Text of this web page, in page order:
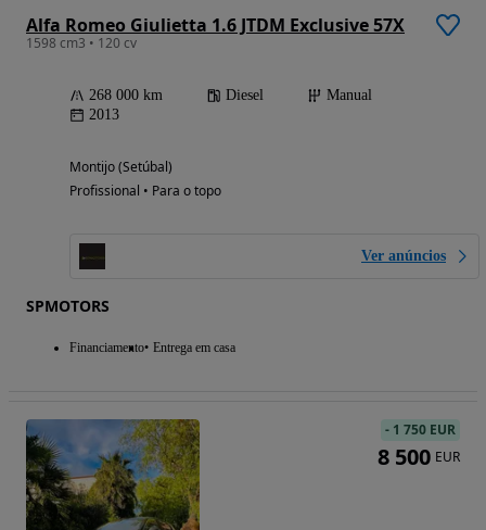
Alfa Romeo Giulietta 1.6 JTDM Exclusive 57X
1598 cm3 • 120 cv
268 000 km Diesel
Manual
2013
Montijo (Setúbal)
Profissional • Para o topo
Ver anúncios
SPMOTORS
Financiamento Entrega em casa
- 1 750 EUR
8 500 EUR